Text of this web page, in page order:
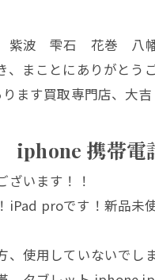
波 雫石 花巻 八幡
まことにありがとうご
ます買取専門店、大
携帯
ざいます！！
iPad proです！新品
、使用していないでし